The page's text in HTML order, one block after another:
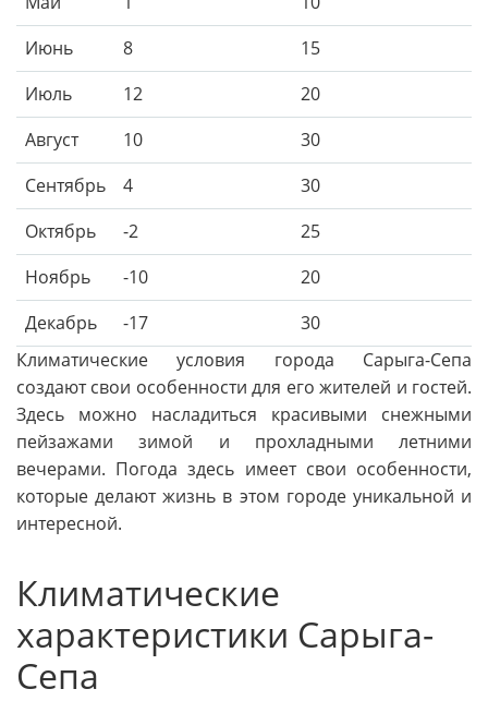
Июнь
8
15
Июль
12
20
Август
10
30
Сентябрь
4
30
Октябрь
-2
25
Ноябрь
-10
20
Декабрь
-17
30
Климатические условия города Сарыга-Сепа
создают свои особенности для его жителей и гостей.
Здесь можно насладиться красивыми снежными
пейзажами зимой и прохладными летними
вечерами. Погода здесь имеет свои особенности,
которые делают жизнь в этом городе уникальной и
интересной.
Климатические
характеристики Сарыга-
Сепа